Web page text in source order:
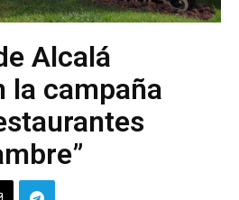
Alcalá
la campaña